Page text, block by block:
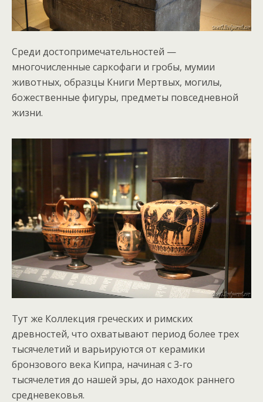
Среди достопримечательностей —
многочисленные саркофаги и гробы, мумии
животных, образцы Книги Мертвых, могилы,
божественные фигуры, предметы повседневной
жизни.
Тут же Коллекция греческих и римских
древностей, что охватывают период более трех
тысячелетий и варьируются от керамики
бронзового века Кипра, начиная с 3-го
тысячелетия до нашей эры, до находок раннего
средневековья.